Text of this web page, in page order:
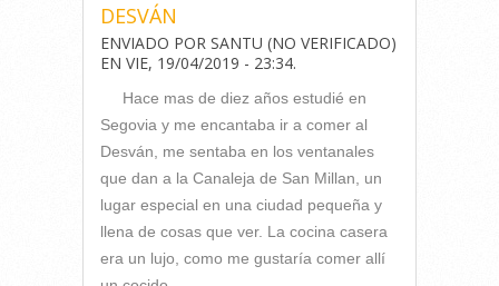
DESVÁN
ENVIADO POR SANTU (NO VERIFICADO)
EN VIE, 19/04/2019 - 23:34.
Hace mas de diez años estudié en
Segovia y me encantaba ir a comer al
Desván, me sentaba en los ventanales
que dan a la Canaleja de San Millan, un
lugar especial en una ciudad pequeña y
llena de cosas que ver. La cocina casera
era un lujo, como me gustaría comer allí